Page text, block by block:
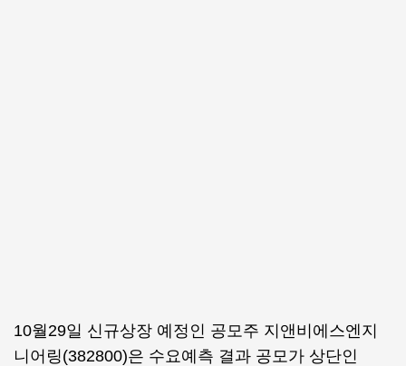
10월29일 신규상장 예정인 공모주 지앤비에스엔지
니어링(382800)은 수요예측 결과 공모가 상단인